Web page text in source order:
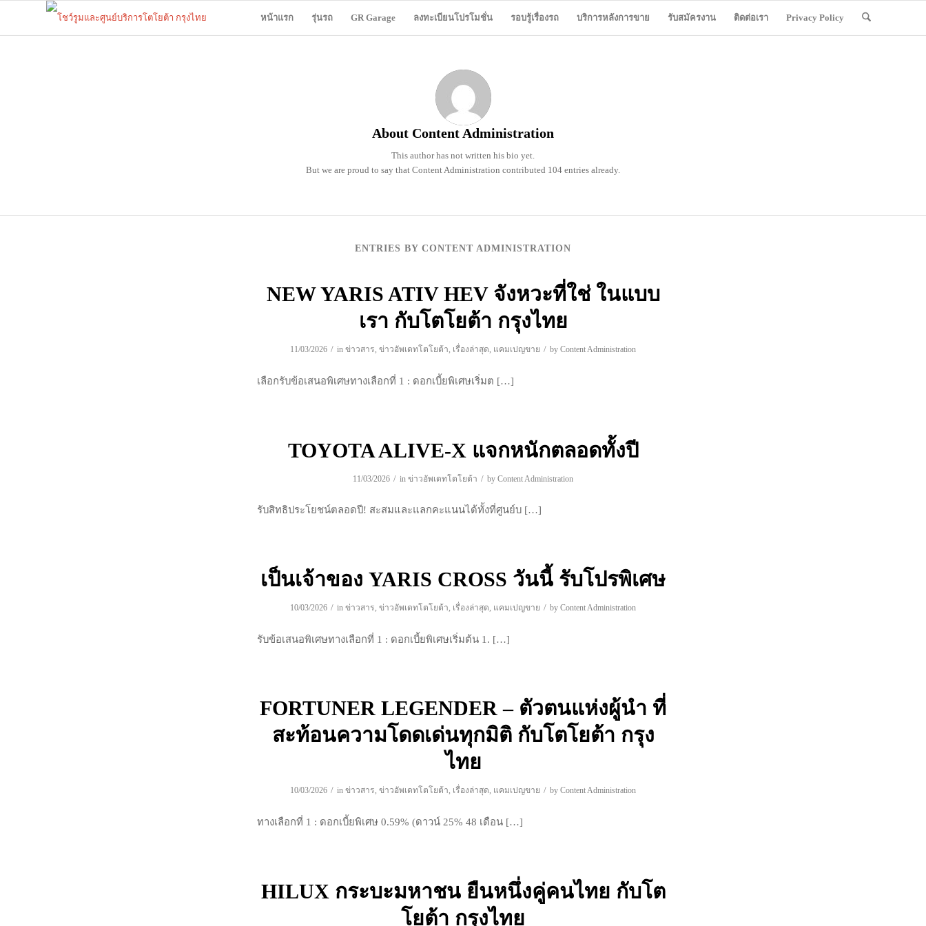
หน้าแรก รุ่นรถ GR Garage ลงทะเบียนโปรโมชั่น รอบรู้เรื่องรถ บริการหลังการขาย รับสมัครงาน ติดต่อเรา Privacy Policy
About Content Administration
This author has not written his bio yet.
But we are proud to say that Content Administration contributed 104 entries already.
ENTRIES BY CONTENT ADMINISTRATION
NEW YARIS ATIV HEV จังหวะที่ใช่ ในแบบ
เรา กับโตโยต้า กรุงไทย
11/03/2026 / in ข่าวสาร, ข่าวอัพเดทโตโยต้า, เรื่องล่าสุด, แคมเปญขาย / by Content Administration
เลือกรับข้อเสนอพิเศษทางเลือกที่ 1 : ดอกเบี้ยพิเศษเริ่มต […]
TOYOTA ALIVE-X แจกหนักตลอดทั้งปี
11/03/2026 / in ข่าวอัพเดทโตโยต้า / by Content Administration
รับสิทธิประโยชน์ตลอดปี! สะสมและแลกคะแนนได้ทั้งที่ศูนย์บ […]
เป็นเจ้าของ YARIS CROSS วันนี้ รับโปรพิเศษ
10/03/2026 / in ข่าวสาร, ข่าวอัพเดทโตโยต้า, เรื่องล่าสุด, แคมเปญขาย / by Content Administration
รับข้อเสนอพิเศษทางเลือกที่ 1 : ดอกเบี้ยพิเศษเริ่มต้น 1. […]
FORTUNER LEGENDER – ตัวตนแห่งผู้นำ ที่
สะท้อนความโดดเด่นทุกมิติ กับโตโยต้า กรุง
ไทย
10/03/2026 / in ข่าวสาร, ข่าวอัพเดทโตโยต้า, เรื่องล่าสุด, แคมเปญขาย / by Content Administration
ทางเลือกที่ 1 : ดอกเบี้ยพิเศษ 0.59% (ดาวน์ 25% 48 เดือน […]
HILUX กระบะมหาชน ยืนหนึ่งคู่คนไทย กับโต
โยต้า กรุงไทย